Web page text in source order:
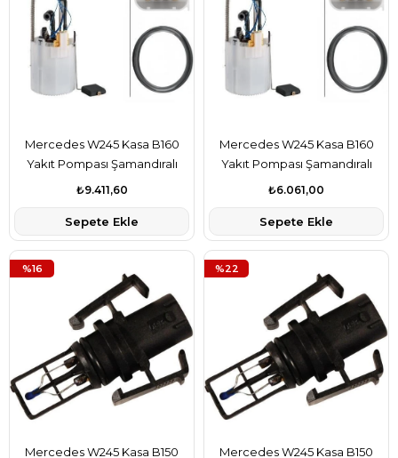
Mercedes W245 Kasa B160
Yakıt Pompası Şamandıralı
Bosch Marka A1694700494
₺9.411,60
Sepete Ekle
Mercedes W245 Kasa B160
Yakıt Pompası Şamandıralı
Delphi Marka A1694700494
₺6.061,00
Sepete Ekle
Mercedes W245 Kasa B150
%16
Mercedes W245 Kasa B150
%22